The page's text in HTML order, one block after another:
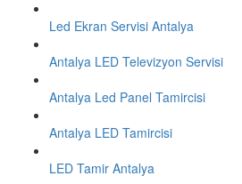
Led Ekran Servisi Antalya
Antalya LED Televizyon Servisi
Antalya Led Panel Tamircisi
Antalya LED Tamircisi
LED Tamir Antalya